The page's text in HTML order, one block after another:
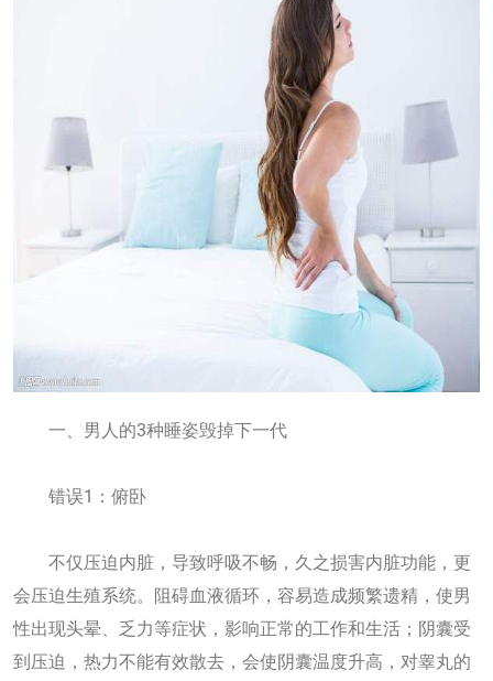
一、男人的3种睡姿毁掉下一代
错误1：俯卧
不仅压迫内脏，导致呼吸不畅，久之损害内脏功能，更
会压迫生殖系统。阻碍血液循环，容易造成频繁遗精，使男
性出现头晕、乏力等症状，影响正常的工作和生活；阴囊受
到压迫，热力不能有效散去，会使阴囊温度升高，对睾丸的